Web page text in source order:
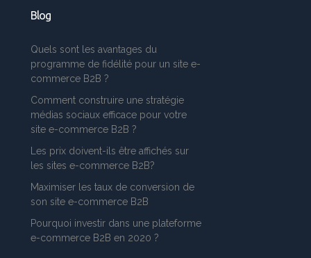
Blog
Quels sont les avantages du
programme de fidélité pour un site e-
commerce B2B ?
Comment construire une stratégie
médias sociaux efficace pour votre
site e-commerce B2B ?
Les prix doivent-ils être affichés sur
les sites e-commerce B2B?
Maximiser les taux de conversion de
son site e-commerce B2B
Pourquoi investir dans une plateforme
e-commerce B2B en 2020 ?